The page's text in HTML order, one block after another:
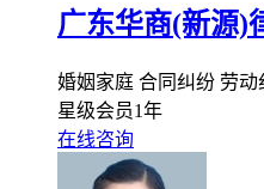
广东华商(新源)
婚姻家庭 合同纠纷 劳动
星级会员1年
在线咨询